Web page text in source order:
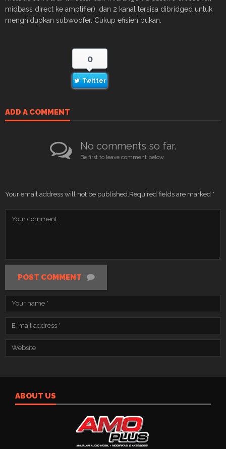
midbass direct ke amplifier), dan 2 kanal tersisa dibridged untuk
menghidupkan subwoofer. Cukup efisien bukan.
0
Twitter
ADD A COMMENT
No comments so far.
Be first to leave comment below.
Your email address will not be published. Required fields are marked *
POST COMMENT
ABOUT US